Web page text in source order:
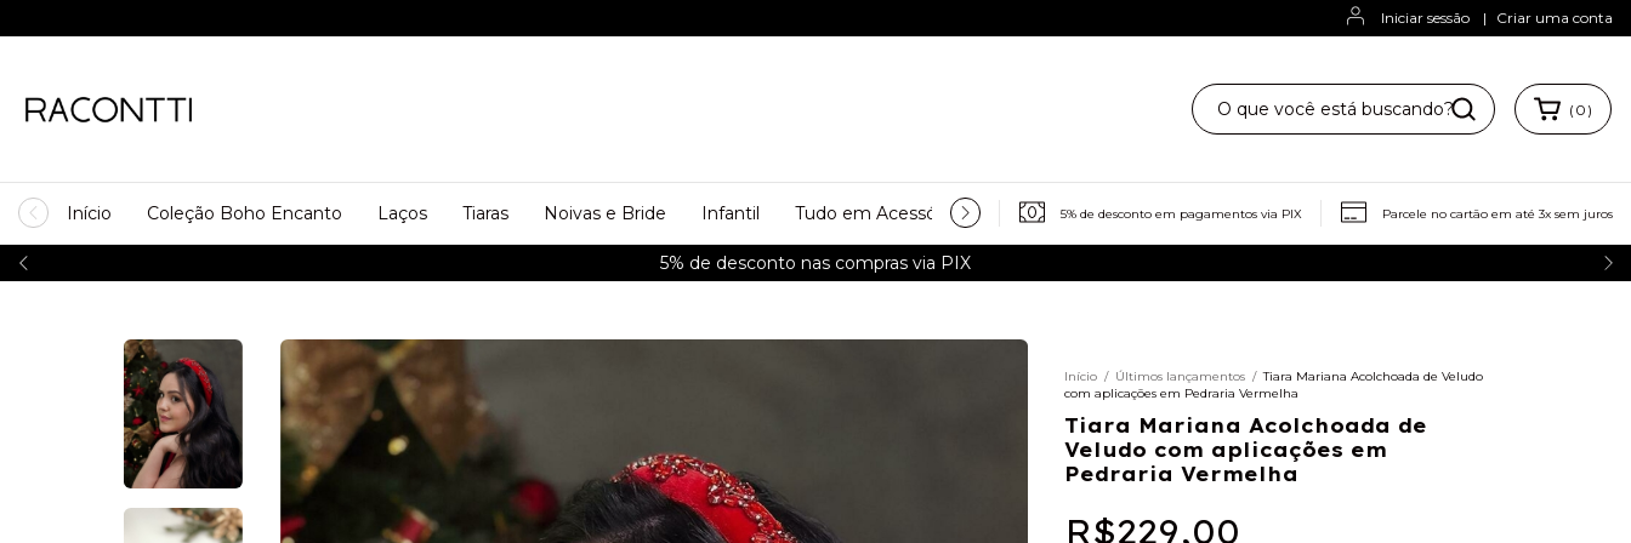
Iniciar sessão | Criar uma conta
Acessórios disponíveis a Pronta Entrega
( 0 )
Início Coleção Boho Encanto Laços Tiaras Noivas e Bride Infantil Tudo em Acessórios Personalize para mim Trocas e Devoluções
5% de desconto em pagamentos via PIX Parcele no cartão em até 3x sem juros
Início / Últimos lançamentos / Tiara Mariana Acolchoada de Veludo
com aplicações em Pedraria Vermelha
Tiara Mariana Acolchoada de
Veludo com aplicações em
Pedraria Vermelha
R$229,00